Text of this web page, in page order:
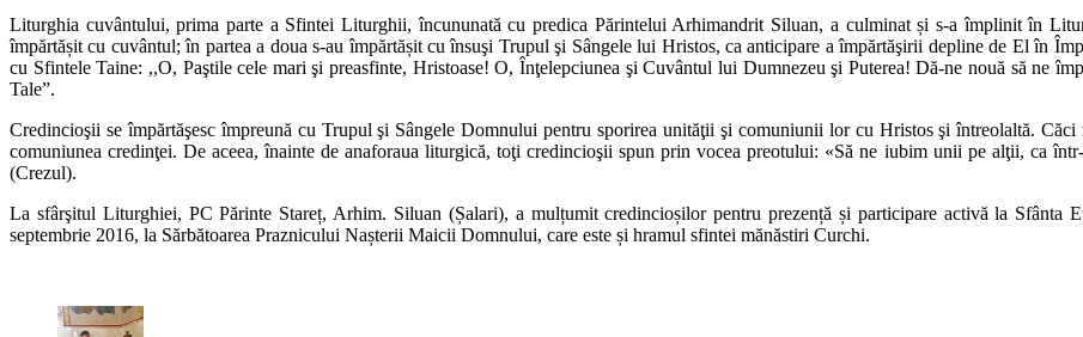
Liturghia cuvântului, prima parte a Sfintei Liturghii, încununată cu predica Părintelui Arhimandrit Siluan, a culminat și s-a împlinit în
împărtășit cu cuvântul; în partea a doua s-au împărtășit cu însuşi Trupul şi Sângele lui Hristos, ca anticipare a împărtăşirii depline de El în
cu Sfintele Taine: ,,O, Paştile cele mari şi preasfinte, Hristoase! O, Înţelepciunea şi Cuvântul lui Dumnezeu şi Puterea! Dă-ne nouă să ne
Tale”.
Credincioşii se împărtăşesc împreună cu Trupul şi Sângele Domnului pentru sporirea unităţii şi comuniunii lor cu Hristos şi întreolaltă. Căci
comuniunea credinţei. De aceea, înainte de anaforaua liturgică, toţi credincioşii spun prin vocea preotului: «Să ne iubim unii pe alţii, ca
(Crezul).
La sfârşitul Liturghiei, PC Părinte Stareț, Arhim. Siluan (Șalari), a mulțumit credincioșilor pentru prezență și participare activă la Sfânta
septembrie 2016, la Sărbătoarea Praznicului Nașterii Maicii Domnului, care este și hramul sfintei mănăstiri Curchi.